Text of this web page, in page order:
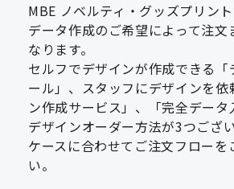
MBE ノベルティ・グッズプリン
データ作成のご希望によって注文
なります。
セルフでデザインが作成できる「
ール」、スタッフにデザインを依
ン作成サービス」、「完全データ
デザインオーダー方法が3つござ
ケースに合わせてご注文フローを
い。